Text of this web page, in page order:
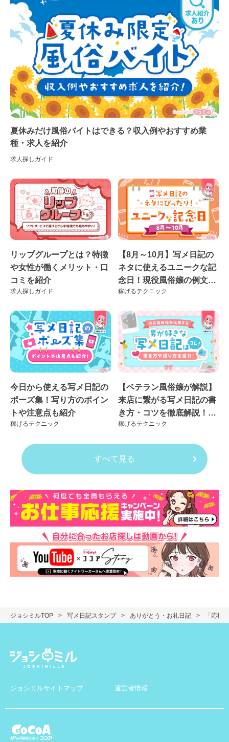
夏休みだけ風俗バイトはできる？収入例やおすすめ業
種・求人を紹介
求人探しガイド
リップグループとは？特徴
や女性が働くメリット・口
コミを紹介
求人探しガイド
【8月～10月】写メ日記の
ネタに使えるユニークな記
念日！現役風俗嬢の例文付
き♪
稼げるテクニック
今日から使える写メ日記の
ポーズ集！写り方のポイン
トや注意点も紹介
稼げるテクニック
【ベテラン風俗嬢が解説】
来店に繋がる写メ日記の書
き方・コツを徹底解説！良
くない例も紹介
稼げるテクニック
すべて見る
ジョシミルTOP 写メ日記スタンプ ありがとう・お礼日記 「応援
ジョシミルサイトマップ 運営者情報